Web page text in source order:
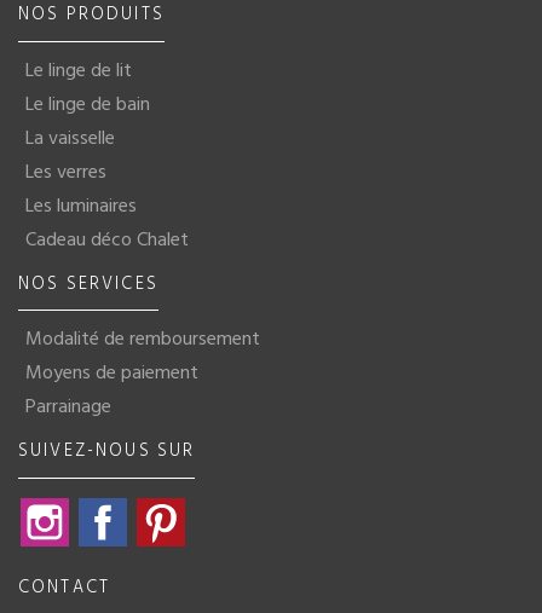
NOS PRODUITS
Le linge de lit
Le linge de bain
La vaisselle
Les verres
Les luminaires
Cadeau déco Chalet
NOS SERVICES
Modalité de remboursement
Moyens de paiement
Parrainage
SUIVEZ-NOUS SUR
InstagramFacebook
CONTACT